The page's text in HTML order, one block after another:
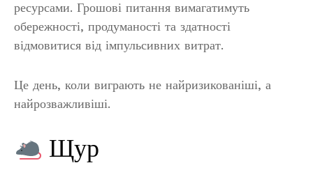
ресурсами. Грошові питання вимагатимуть
обережності, продуманості та здатності
відмовитися від імпульсивних витрат.
Це день, коли виграють не найризикованіші, а
найрозважливіші.
Щур